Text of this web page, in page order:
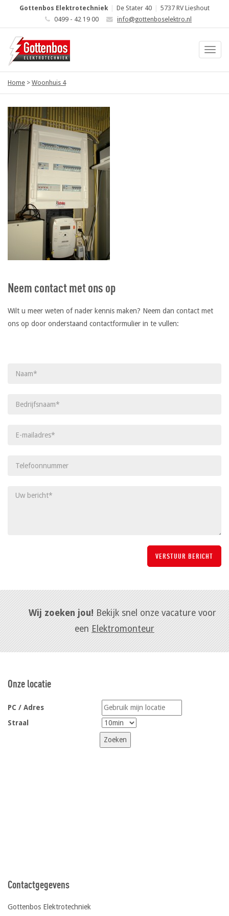
Gottenbos Elektrotechniek De Stater 40
5737 RV Lieshout
0499 - 42 19 00
info@gottenboselektro.nl
Home > Woonhuis 4
Neem contact met ons op
Wilt u meer weten of nader kennis maken? Neem dan contact met
ons op door onderstaand contactformulier in te vullen:
Wij zoeken jou!Bekijk snel onze vacature voor
eenElektromonteur
Onze locatie
PC / Adres
Straal
Contactgegevens
Gottenbos Elektrotechniek